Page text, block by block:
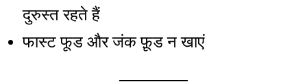
दुरुस्त रहते हैं
फास्ट‍ फूड और जंक फ़ूड न खाएं